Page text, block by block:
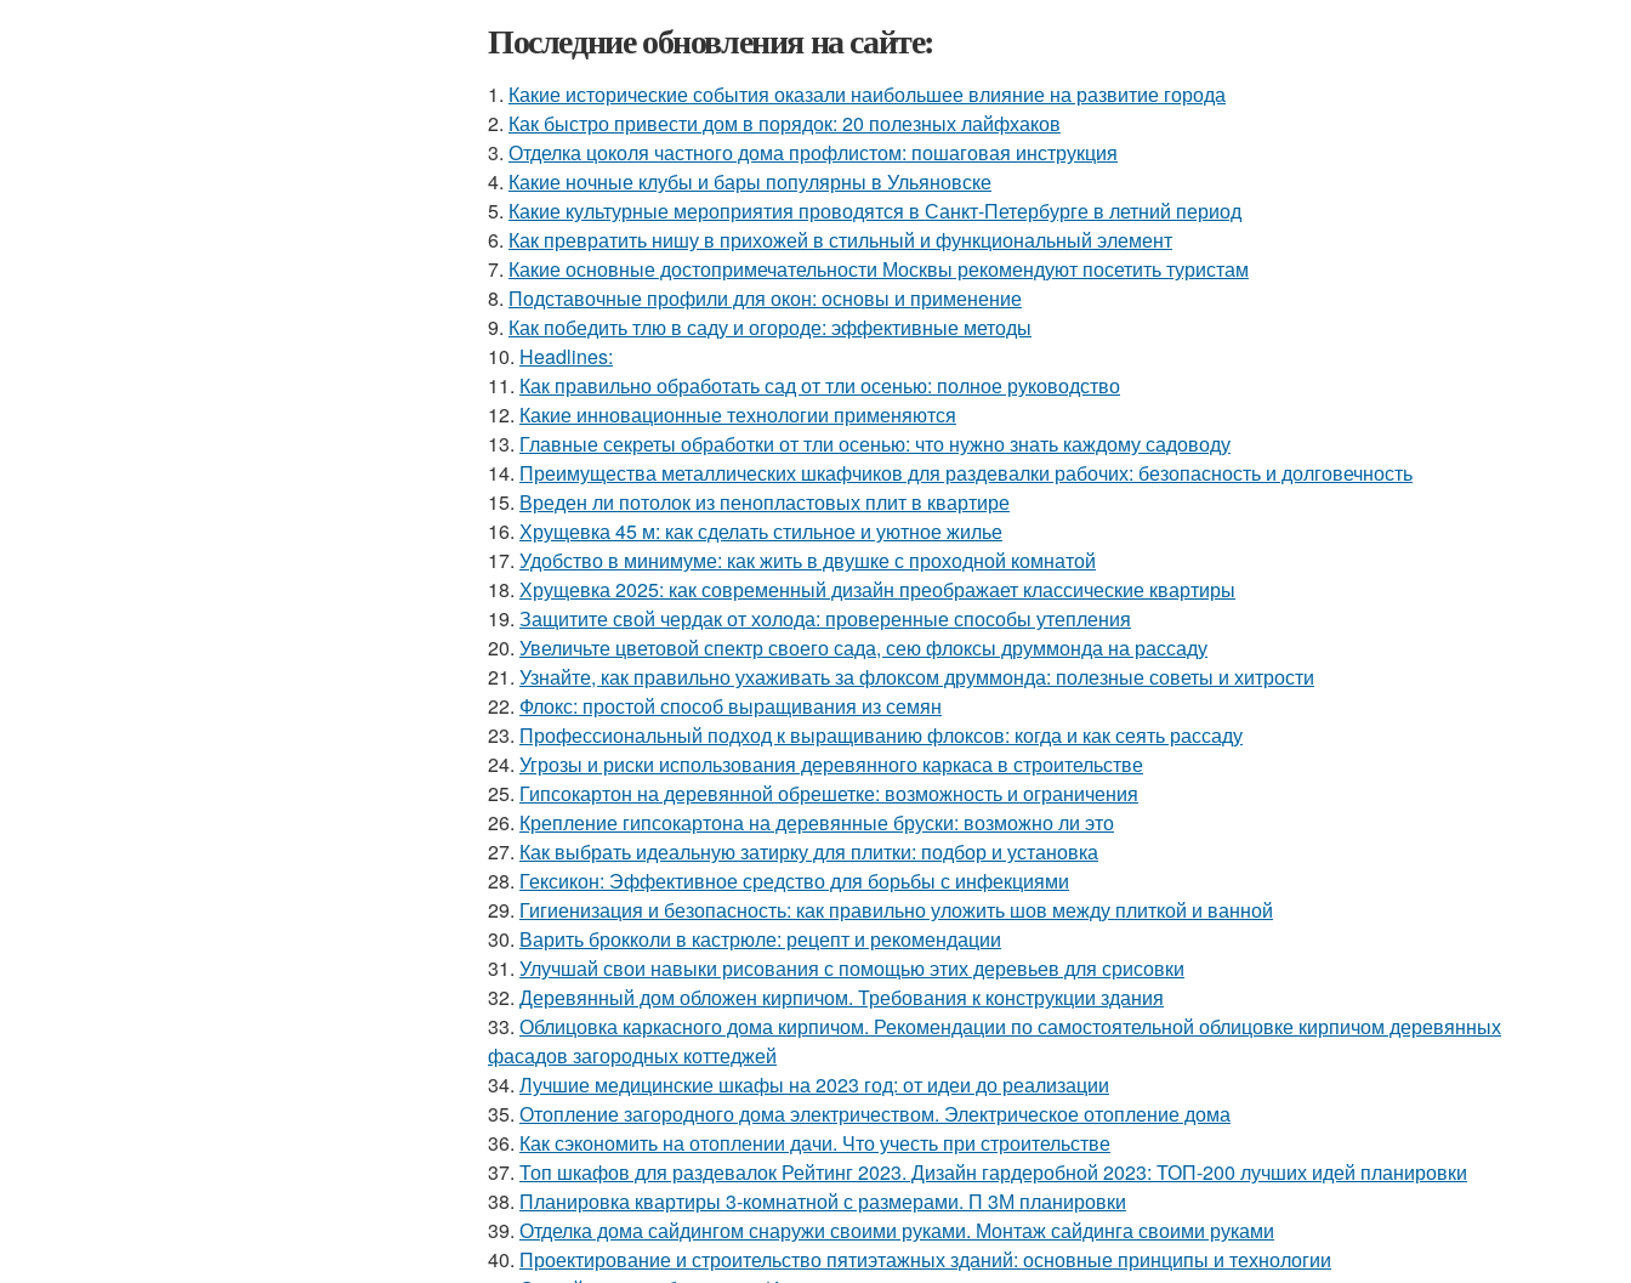
Последние обновления на сайте:
1. Какие исторические события оказали наибольшее влияние на развитие города
2. Как быстро привести дом в порядок: 20 полезных лайфхаков
3. Отделка цоколя частного дома профлистом: пошаговая инструкция
4. Какие ночные клубы и бары популярны в Ульяновске
5. Какие культурные мероприятия проводятся в Санкт-Петербурге в летний период
6. Как превратить нишу в прихожей в стильный и функциональный элемент
7. Какие основные достопримечательности Москвы рекомендуют посетить туристам
8. Подставочные профили для окон: основы и применение
9. Как победить тлю в саду и огороде: эффективные методы
10. Headlines:
11. Как правильно обработать сад от тли осенью: полное руководство
12. Какие инновационные технологии применяются
13. Главные секреты обработки от тли осенью: что нужно знать каждому садоводу
14. Преимущества металлических шкафчиков для раздевалки рабочих: безопасность и долговечность
15. Вреден ли потолок из пенопластовых плит в квартире
16. Хрущевка 45 м: как сделать стильное и уютное жилье
17. Удобство в минимуме: как жить в двушке с проходной комнатой
18. Хрущевка 2025: как современный дизайн преображает классические квартиры
19. Защитите свой чердак от холода: проверенные способы утепления
20. Увеличьте цветовой спектр своего сада, сею флоксы друммонда на рассаду
21. Узнайте, как правильно ухаживать за флоксом друммонда: полезные советы и хитрости
22. Флокс: простой способ выращивания из семян
23. Профессиональный подход к выращиванию флоксов: когда и как сеять рассаду
24. Угрозы и риски использования деревянного каркаса в строительстве
25. Гипсокартон на деревянной обрешетке: возможность и ограничения
26. Крепление гипсокартона на деревянные бруски: возможно ли это
27. Как выбрать идеальную затирку для плитки: подбор и установка
28. Гексикон: Эффективное средство для борьбы с инфекциями
29. Гигиенизация и безопасность: как правильно уложить шов между плиткой и ванной
30. Варить брокколи в кастрюле: рецепт и рекомендации
31. Улучшай свои навыки рисования с помощью этих деревьев для срисовки
32. Деревянный дом обложен кирпичом. Требования к конструкции здания
33. Облицовка каркасного дома кирпичом. Рекомендации по самостоятельной облицовке кирпичом деревянных
фасадов загородных коттеджей
34. Лучшие медицинские шкафы на 2023 год: от идеи до реализации
35. Отопление загородного дома электричеством. Электрическое отопление дома
36. Как сэкономить на отоплении дачи. Что учесть при строительстве
37. Топ шкафов для раздевалок Рейтинг 2023. Дизайн гардеробной 2023: ТОП-200 лучших идей планировки
38. Планировка квартиры 3-комнатной с размерами. П 3М планировки
39. Отделка дома сайдингом снаружи своими руками. Монтаж сайдинга своими руками
40. Проектирование и строительство пятиэтажных зданий: основные принципы и технологии